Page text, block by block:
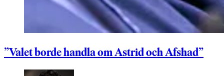
”Valet borde handla om Astrid och Afshad”